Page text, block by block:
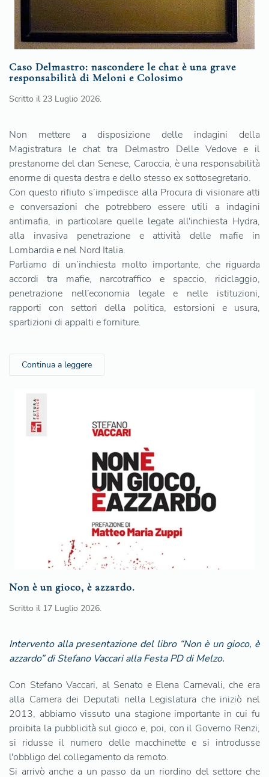
Caso Delmastro: nascondere le chat è una grave
responsabilità di Meloni e Colosimo
Scritto il 23 Luglio 2026.
Non mettere a disposizione delle indagini della
Magistratura le chat tra Delmastro Delle Vedove e il
prestanome del clan Senese, Caroccia, è una responsabilità
enorme di questa destra e dello stesso ex sottosegretario.
Con questo rifiuto s’impedisce alla Procura di visionare atti
e conversazioni che potrebbero essere utili a indagini
antimafia, in particolare quelle legate all'inchiesta Hydra,
alla invasiva penetrazione e attività delle mafie in
Lombardia e nel Nord Italia.
Parliamo di un’inchiesta molto importante, che riguarda
accordi tra mafie, narcotraffico e spaccio, riciclaggio,
penetrazione nell’economia legale e nelle istituzioni,
rapporti con settori della politica, estorsioni e usura,
spartizioni di appalti e forniture.
Continua a leggere
Non è un gioco, è azzardo.
Scritto il 17 Luglio 2026.
Intervento alla presentazione del libro “Non è un gioco, è
azzardo” di Stefano Vaccari alla Festa PD di Melzo.
Con Stefano Vaccari, al Senato e Elena Carnevali, che era
alla Camera dei Deputati nella Legislatura che iniziò nel
2013, abbiamo vissuto una stagione importante in cui fu
proibita la pubblicità sul gioco e, poi, con il Governo Renzi,
si ridusse il numero delle macchinette e si introdusse
l'obbligo del collegamento da remoto.
Si arrivò anche a un passo da un riordino del settore che